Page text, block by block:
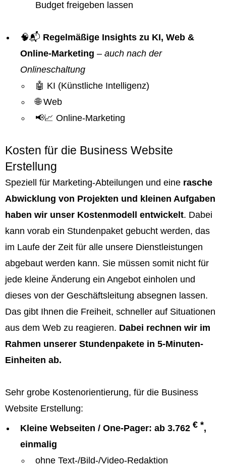
Budget freigeben lassen
🧠📬 Regelmäßige Insights zu KI, Web &
Online-Marketing – auch nach der
Onlineschaltung
🤖 KI (Künstliche Intelligenz)
🌐 Web
📢📈 Online-Marketing
Kosten für die Business Website
Erstellung
Speziell für Marketing-Abteilungen und eine rasche
Abwicklung von Projekten und kleinen Aufgaben
haben wir unser Kostenmodell entwickelt. Dabei
kann vorab ein Stundenpaket gebucht werden, das
im Laufe der Zeit für alle unsere Dienstleistungen
abgebaut werden kann. Sie müssen somit nicht für
jede kleine Änderung ein Angebot einholen und
dieses von der Geschäftsleitung absegnen lassen.
Das gibt Ihnen die Freiheit, schneller auf Situationen
aus dem Web zu reagieren. Dabei rechnen wir im
Rahmen unserer Stundenpakete in 5-Minuten-
Einheiten ab.
Sehr grobe Kostenorientierung, für die Business
Website Erstellung:
Kleine Webseiten / One-Pager: ab 3.762 € *,
einmalig
ohne Text-/Bild-/Video-Redaktion